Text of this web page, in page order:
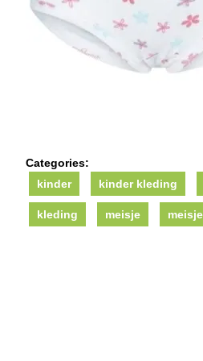
Categories:
kinder
kinder kleding
kleding meisje